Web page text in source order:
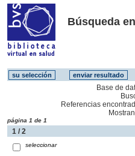
Búsqueda
Base de
Referencias
página 1 de 1
1 / 2
seleccionar